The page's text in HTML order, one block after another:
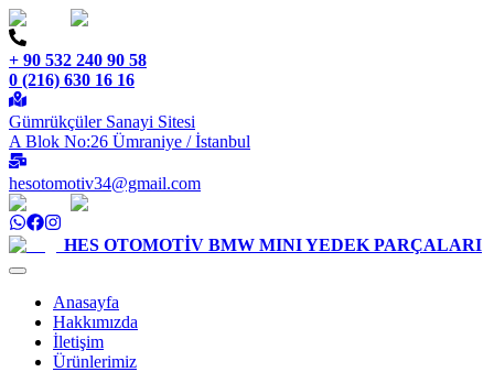
+ 90 532 240 90 58
0 (216) 630 16 16
Gümrükçüler Sanayi Sitesi
A Blok No:26 Ümraniye / İstanbul
hesotomotiv34@gmail.com
HES OTOMOTİV BMW MINI YEDEK PARÇALARI
Anasayfa
Hakkımızda
İletişim
Ürünlerimiz